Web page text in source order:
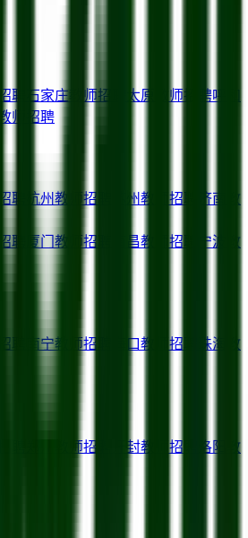
聘 石家庄 教师招聘 太原 教师招聘呼和
教师招聘
聘 杭州教师招聘 苏州教师招聘 济南
教
聘 厦门 教师招聘 南昌教师招聘 宁波
教
聘 南宁教师招聘 海口教师招聘 珠海
教
教师招聘 开封教师招聘 洛阳
教